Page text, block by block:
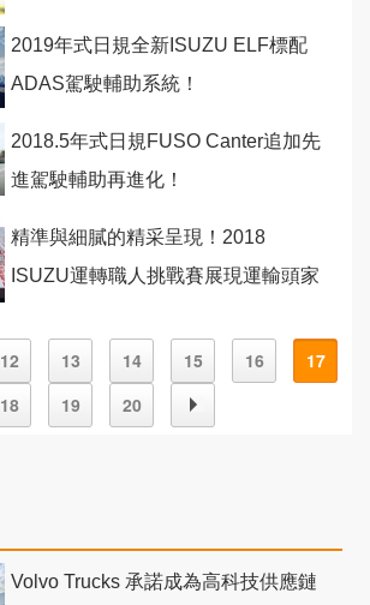
2019年式日規全新ISUZU ELF標配
ADAS駕駛輔助系統！
2018.5年式日規FUSO Canter追加先
進駕駛輔助再進化！
精準與細膩的精采呈現！2018
ISUZU運轉職人挑戰賽展現運輸頭家
12 13 14 15 16
17
18
19 20
Volvo Trucks 承諾成為高科技供應鏈